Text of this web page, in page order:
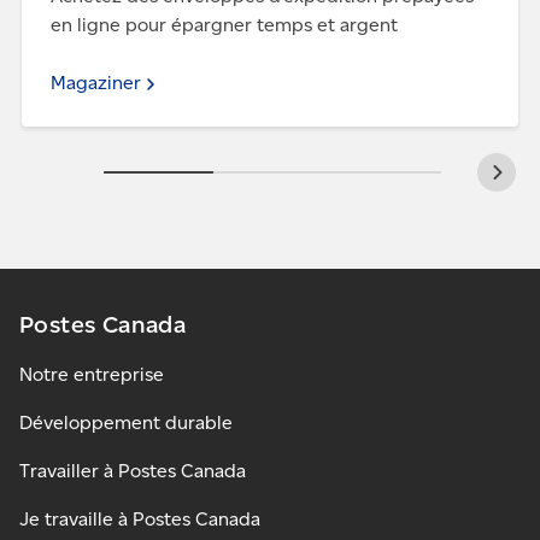
en ligne pour épargner temps et argent
Magaziner
Postes Canada
Notre entreprise
Développement durable
Travailler à Postes Canada
Je travaille à Postes Canada